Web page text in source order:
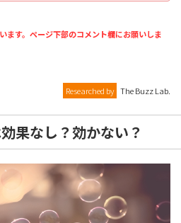
ます。ページ下部のコメント欄にお願いしま
Researched by The Buzz Lab.
果なし？効かない？